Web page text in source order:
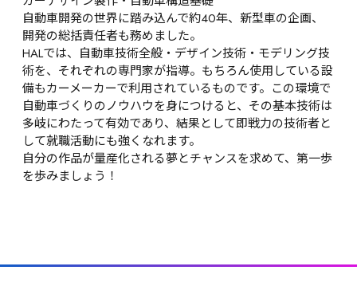
自動車開発の世界に踏み込んで約40年、新型車の企画、
開発の総括責任者も務めました。
HALでは、自動車技術全般・デザイン技術・モデリング技
術を、それぞれの専門家が指導。もちろん使用している設
備もカーメーカーで利用されているものです。この環境で
自動車づくりのノウハウを身につけると、その基本技術は
多岐にわたって有効であり、結果として即戦力の技術者と
して就職活動にも強くなれます。
自分の作品が量産化される夢とチャンスを求めて、第一歩
を歩みましょう！